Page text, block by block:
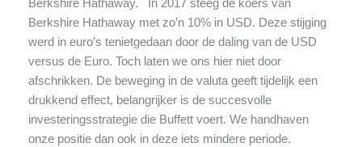
Berkshire Hathaway. In 2017 steeg de koers van
Berkshire Hathaway met zo’n 10% in USD. Deze stijging
werd in euro’s tenietgedaan door de daling van de USD
versus de Euro. Toch laten we ons hier niet door
afschrikken. De beweging in de valuta geeft tijdelijk een
drukkend effect, belangrijker is de succesvolle
investeringsstrategie die Buffett voert. We handhaven
onze positie dan ook in deze iets mindere periode.